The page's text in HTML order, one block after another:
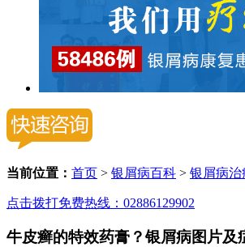
当前位置： 首页 > 银屑病百科 > 银屑病治
点击拨打免费热线：02886129902
牛皮癣的特效药膏？银屑病图片及